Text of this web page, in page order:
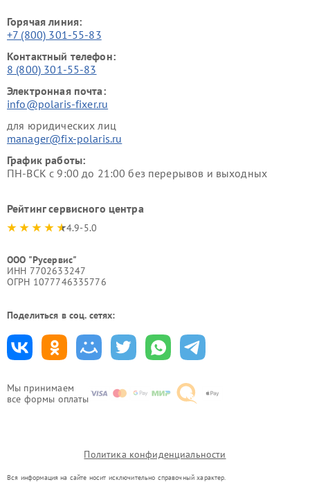
Мы принимаем
все формы оплаты
Горячая линия:
+7 (800) 301-55-83
Контактный телефон:
8 (800) 301-55-83
Электронная почта:
info@polaris-fixer.ru
для юридических лиц
manager@fix-polaris.ru
График работы:
ПН-ВСК с 9:00 до 21:00 без перерывов и выходных
Рейтинг сервисного центра
4.9-5.0
ООО "Русервис"
ИНН 7702633247
ОГРН 1077746335776
Поделиться в соц. сетях:
Политика конфиденциальности
Вся информация на сайте носит исключительно справочный характер.